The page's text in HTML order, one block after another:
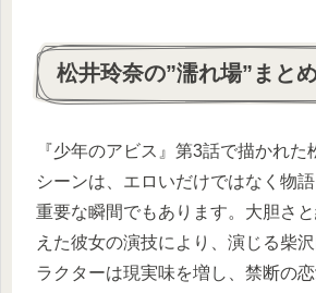
松井玲奈の”濡れ場”まと
『少年のアビス』第3話で描かれた
シーンは、エロいだけではなく物
重要な瞬間でもあります。大胆さ
えた彼女の演技により、演じる柴
ラクターは現実味を増し、禁断の